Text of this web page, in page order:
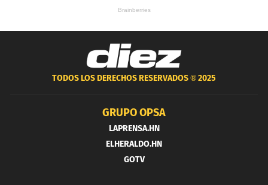
TODOS LOS DERECHOS RESERVADOS ®2025
GRUPO OPSA
LAPRENSA.HN
ELHERALDO.HN
GOTV